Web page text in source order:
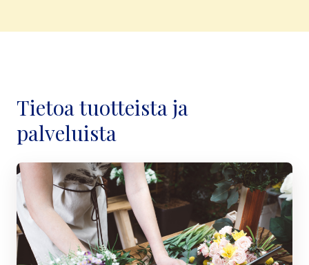
Tietoa tuotteista ja
palveluista